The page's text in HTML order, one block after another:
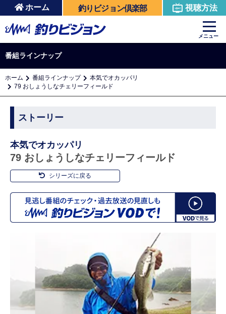
ホーム 釣りビジョン倶楽部 視聴方法
メニュー
番組ラインナップ
ホーム 番組ラインナップ
本気でオカッパリ
79 おしょうしなチェリーフィールド
ストーリー
本気でオカッパリ
79 おしょうしなチェリーフィールド
シリーズに戻る